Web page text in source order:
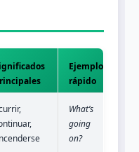
Ejemplo
rápido
What’s
going
on?